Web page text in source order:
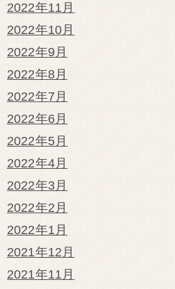
2022年11月
2022年10月
2022年9月
2022年8月
2022年7月
2022年6月
2022年5月
2022年4月
2022年3月
2022年2月
2022年1月
2021年12月
2021年11月